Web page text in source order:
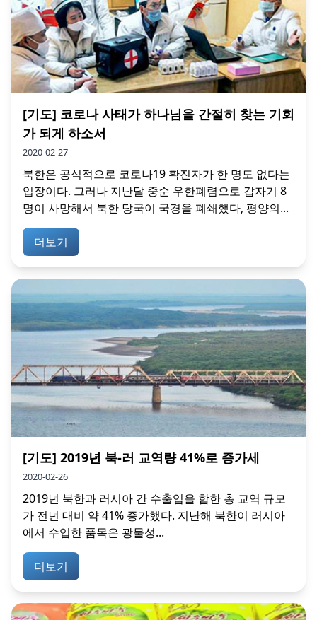
[기도] 코로나 사태가 하나님을 간절히 찾는 기회
가 되게 하소서
2020-02-27
북한은 공식적으로 코로나19 확진자가 한 명도 없다는
입장이다. 그러나 지난달 중순 우한폐렴으로 갑자기 8
명이 사망해서 북한 당국이 국경을 폐쇄했다, 평양의...
더보기
[기도] 2019년 북-러 교역량 41%로 증가세
2020-02-26
2019년 북한과 러시아 간 수출입을 합한 총 교역 규모
가 전년 대비 약 41% 증가했다. 지난해 북한이 러시아
에서 수입한 품목은 광물성...
더보기